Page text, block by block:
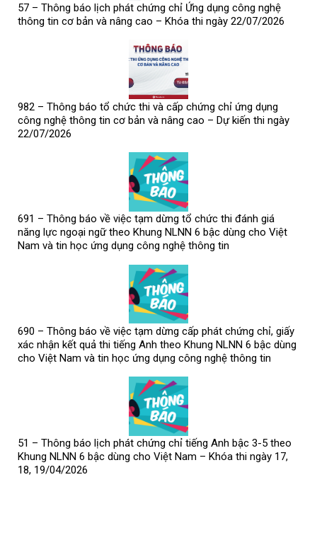
57 – Thông báo lịch phát chứng chỉ Ứng dụng công nghệ
thông tin cơ bản và nâng cao – Khóa thi ngày 22/07/2026
982 – Thông báo tổ chức thi và cấp chứng chỉ ứng dụng
công nghệ thông tin cơ bản và nâng cao – Dự kiến thi ngày
22/07/2026
691 – Thông báo về việc tạm dừng tổ chức thi đánh giá
năng lực ngoại ngữ theo Khung NLNN 6 bậc dùng cho Việt
Nam và tin học ứng dụng công nghệ thông tin
690 – Thông báo về việc tạm dừng cấp phát chứng chỉ, giấy
xác nhận kết quả thi tiếng Anh theo Khung NLNN 6 bậc dùng
cho Việt Nam và tin học ứng dụng công nghệ thông tin
51 – Thông báo lịch phát chứng chỉ tiếng Anh bậc 3-5 theo
Khung NLNN 6 bậc dùng cho Việt Nam – Khóa thi ngày 17,
18, 19/04/2026